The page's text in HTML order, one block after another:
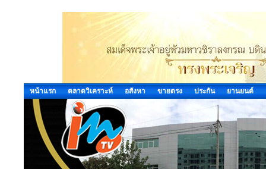
หน้าแรก ตลาดวิเคราะห์ อสังหา ขายตรง ประกัน ยานยนต์